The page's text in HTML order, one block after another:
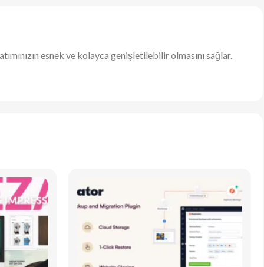
esnek ve kolayca genişletilebilir olmasını sağlar.